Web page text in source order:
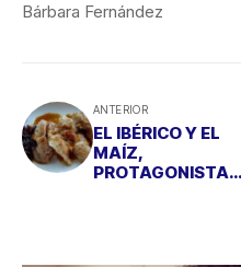
Bárbara Fernández
ANTERIOR
EL IBÉRICO Y EL
MAÍZ,
PROTAGONISTAS